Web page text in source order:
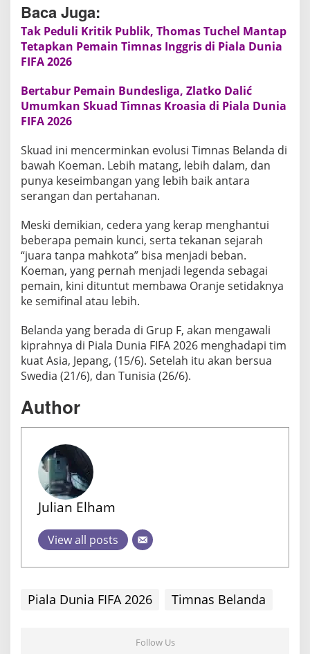
Baca Juga:
Tak Peduli Kritik Publik, Thomas Tuchel Mantap
Tetapkan Pemain Timnas Inggris di Piala Dunia
FIFA 2026
Bertabur Pemain Bundesliga, Zlatko Dalić
Umumkan Skuad Timnas Kroasia di Piala Dunia
FIFA 2026
Skuad ini mencerminkan evolusi Timnas Belanda di
bawah Koeman. Lebih matang, lebih dalam, dan
punya keseimbangan yang lebih baik antara
serangan dan pertahanan.
Meski demikian, cedera yang kerap menghantui
beberapa pemain kunci, serta tekanan sejarah
“juara tanpa mahkota” bisa menjadi beban.
Koeman, yang pernah menjadi legenda sebagai
pemain, kini dituntut membawa Oranje setidaknya
ke semifinal atau lebih.
Belanda yang berada di Grup F, akan mengawali
kiprahnya di Piala Dunia FIFA 2026 menghadapi tim
kuat Asia, Jepang, (15/6). Setelah itu akan bersua
Swedia (21/6), dan Tunisia (26/6).
Author
Julian Elham
View all posts
Piala Dunia FIFA 2026 Timnas Belanda
Follow Us